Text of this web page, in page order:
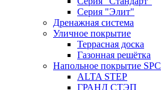
Серия "Элит"
Дренажная система
Уличное покрытие
Террасная доска
Газонная решётка
Напольное покрытие SPC
ALTA STEP
ГРАНД СТЭП